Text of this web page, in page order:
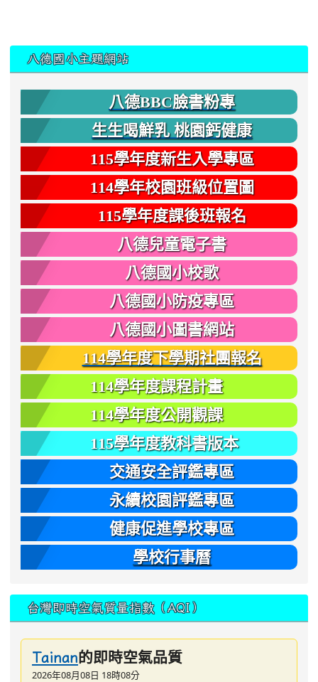
八德國小主題網站
八德BBC臉書粉專
生生喝鮮乳 桃園鈣健康
115學年度新生入學專區
114學年校園班級位置圖
115學年度課後班報名
八德兒童電子書
八德國小校歌
八德國小防疫專區
八德國小圖書網站
114學年度下學期社團報名
114學年度課程計畫
114學年度公開觀課
115學年度教科書版本
交通安全評鑑專區
永續校園評鑑專區
健康促進學校專區
學校行事曆
台灣即時空氣質量指數（AQI）
Tainan的即時空氣品質
2026年08月08日 18時08分